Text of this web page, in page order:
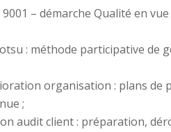
9001 – démarche Qualité en
: méthode participative de
organisation : plans de
;
audit client : préparation,